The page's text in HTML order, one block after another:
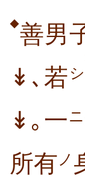
◆善男
↡､若シ
↡｡一ニ
所有 ノ